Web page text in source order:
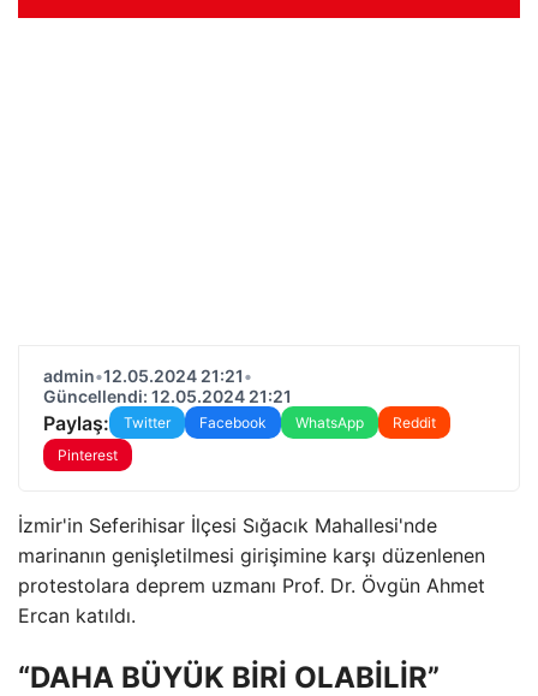
admin•12.05.2024 21:21•
Güncellendi: 12.05.2024 21:21
Paylaş: Twitter Facebook WhatsApp
Reddit
Pinterest
İzmir'in Seferihisar İlçesi Sığacık Mahallesi'nde
marinanın genişletilmesi girişimine karşı düzenlenen
protestolara deprem uzmanı Prof. Dr. Övgün Ahmet
Ercan katıldı.
“DAHA BÜYÜK BİRİ OLABİLİR”